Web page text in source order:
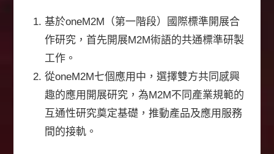
基於oneM2M（第一階段）國際標準開展合
作研究，首先開展M2M術語的共通標準研製
工作。
從oneM2M七個應用中，選擇雙方共同感興
趣的應用開展研究，為M2M不同產業規範的
互通性研究奠定基礎，推動產品及應用服務
間的接軌。